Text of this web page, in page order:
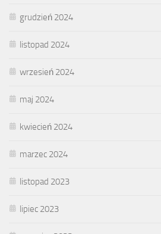
grudzień 2024
listopad 2024
wrzesień 2024
maj 2024
kwiecień 2024
marzec 2024
listopad 2023
lipiec 2023